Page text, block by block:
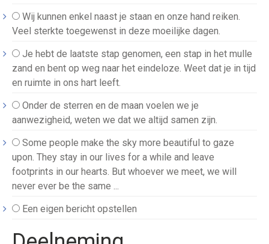
Wij kunnen enkel naast je staan en onze hand reiken.
Veel sterkte toegewenst in deze moeilijke dagen.
Je hebt de laatste stap genomen, een stap in het mulle
zand en bent op weg naar het eindeloze. Weet dat je in tijd
en ruimte in ons hart leeft.
Onder de sterren en de maan voelen we je
aanwezigheid, weten we dat we altijd samen zijn.
Some people make the sky more beautiful to gaze
upon. They stay in our lives for a while and leave
footprints in our hearts. But whoever we meet, we will
never ever be the same ...
Een eigen bericht opstellen